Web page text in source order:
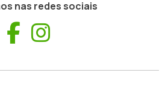
nas redes sociais
Facebook